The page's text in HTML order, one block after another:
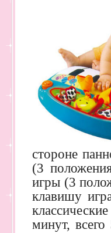
стороне
(3
игры (3
клавишу
минут,